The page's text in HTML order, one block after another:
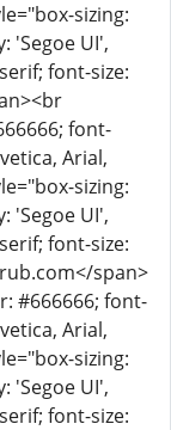
sizing:
'Segoe UI',
font-size:
font-
Arial,
sizing:
'Segoe UI',
font-size:
span>
#666666; font-
Arial,
sizing:
'Segoe UI',
font-size: